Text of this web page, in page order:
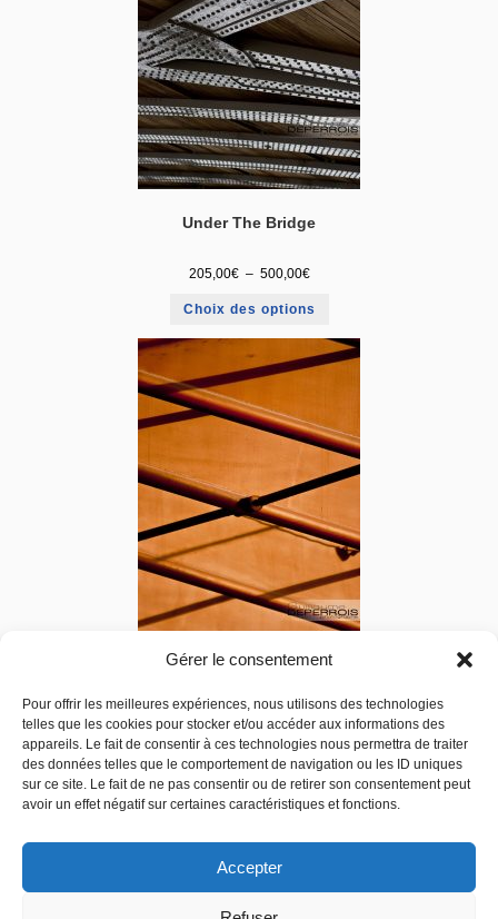
Gérer le consentement
Pour offrir les meilleures expériences, nous utilisons des technologies
telles que les cookies pour stocker et/ou accéder aux informations des
appareils. Le fait de consentir à ces technologies nous permettra de traiter
des données telles que le comportement de navigation ou les ID uniques
sur ce site. Le fait de ne pas consentir ou de retirer son consentement peut
avoir un effet négatif sur certaines caractéristiques et fonctions.
Accepter
Under The Bridge
205,00€ – 500,00€
Choix des options
Cross 2 Sydney
205,00 500,00
Choix des options